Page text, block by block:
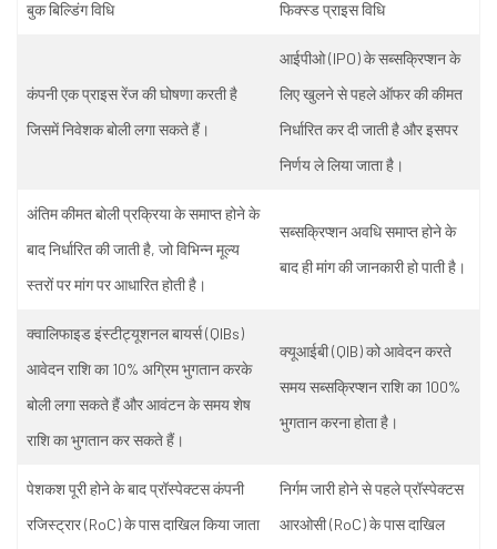
बुकबिल्डिंगविधि फिक्स्डप्राइसविधि
कंपनीएकप्राइसरेंजकीघोषणाकरतीहै
जिसमेंनिवेशकबोलीलगासकतेहैं।
आईपीओ(IPO)केसब्सक्रिप्शनके
लिएखुलनेसेपहलेऑफरकीकीमत
निर्धारितकरदीजातीहैऔरइसपर
निर्णयलेलियाजाताहै।
अंतिमकीमतबोलीप्रक्रियाकेसमाप्तहोनेके
बादनिर्धारितकीजातीहै, जोविभिन्नमूल्य
स्तरोंपरमांगपरआधारितहोतीहै।
सब्सक्रिप्शनअवधिसमाप्तहोनेके
बादहीमांगकीजानकारीहोपातीहै।
क्वालिफाइडइंस्टीट्यूशनलबायर्स(QIBs)
आवेदनराशिका10% अग्रिमभुगतानकरके
बोलीलगासकतेहैंऔरआवंटनकेसमयशेष
राशिकाभुगतानकरसकतेहैं।
क्यूआईबी(QIB)कोआवेदनकरते
समयसब्सक्रिप्शनराशिका100%
भुगतानकरनाहोताहै।
पेशकशपूरीहोनेकेबादप्रॉस्पेक्टसकंपनी
रजिस्ट्रार(RoC)केपासदाखिलकियाजाता
निर्गमजारीहोनेसेपहलेप्रॉस्पेक्टस
आरओसी(RoC)केपासदाखिल